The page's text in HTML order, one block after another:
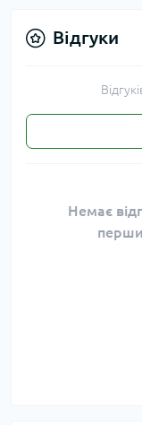
Відгуки
Немає